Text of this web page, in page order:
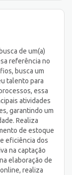
de um(a)
referência no
busca um
talento para
essa
atividades
garantindo um
Realiza
de estoque
eficiência dos
na captação
elaboração de
realiza